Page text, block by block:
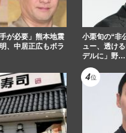
が必要」熊本地震
、中居正広もボラ
小栗旬の“非
ュー、透け
デルに」野…